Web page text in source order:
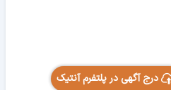
درج آگهی در پلتفرم آنتیک